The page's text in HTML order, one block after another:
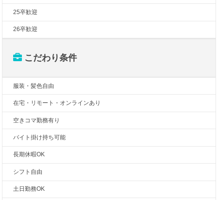
25卒歓迎
26卒歓迎
こだわり条件
服装・髪色自由
在宅・リモート・オンラインあり
空きコマ勤務有り
バイト掛け持ち可能
長期休暇OK
シフト自由
土日勤務OK